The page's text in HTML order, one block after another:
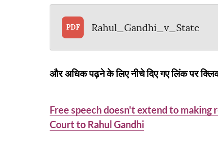
PDF Rahul_Gandhi_v_State
और अधिक पढ़ने के लिए नीचे दिए गए लिंक पर
Free speech doesn't extend to making
Court to Rahul Gandhi